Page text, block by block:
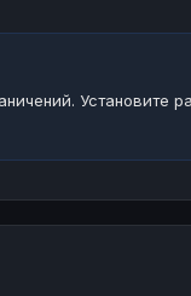
Установите